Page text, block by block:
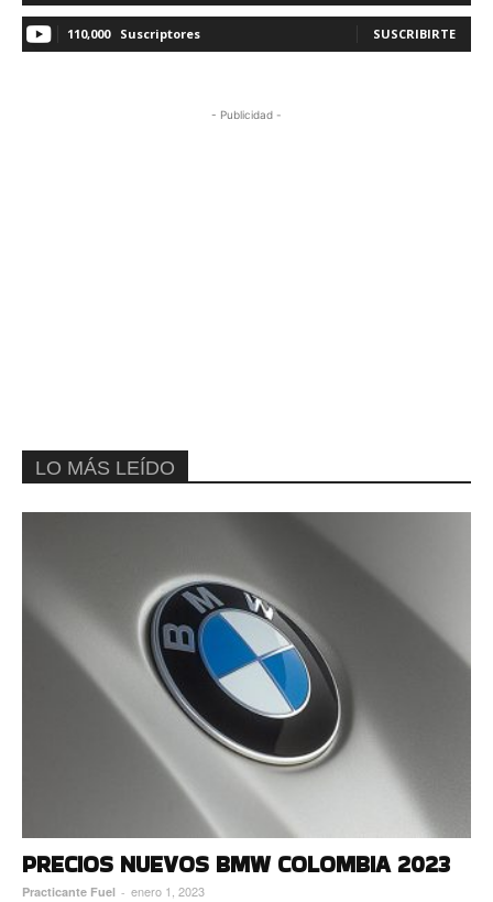
110,000 Suscriptores SUSCRIBIRTE
- Publicidad -
LO MÁS LEÍDO
PRECIOS NUEVOS BMW COLOMBIA 2023
Practicante Fuel - enero 1, 2023